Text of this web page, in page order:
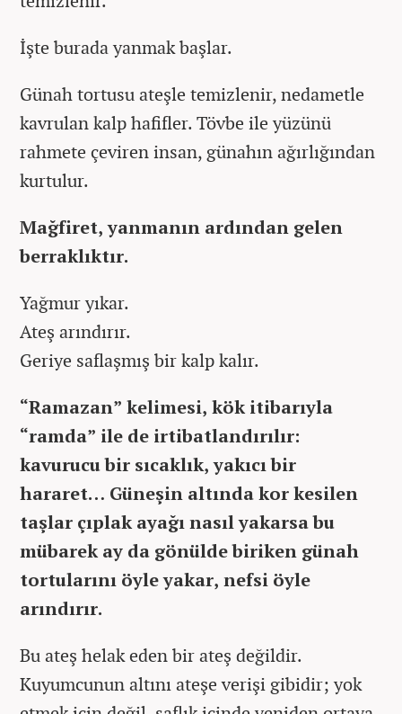
İşte burada yanmak başlar.
Günah tortusu ateşle temizlenir, nedametle
kavrulan kalp hafifler. Tövbe ile yüzünü
rahmete çeviren insan, günahın ağırlığından
kurtulur.
Mağfiret, yanmanın ardından gelen
berraklıktır.
Yağmur yıkar.
Ateş arındırır.
Geriye saflaşmış bir kalp kalır.
“Ramazan” kelimesi, kök itibarıyla
“ramda” ile de irtibatlandırılır:
kavurucu bir sıcaklık, yakıcı bir
hararet… Güneşin altında kor kesilen
taşlar çıplak ayağı nasıl yakarsa bu
mübarek ay da gönülde biriken günah
tortularını öyle yakar, nefsi öyle
arındırır.
Bu ateş helak eden bir ateş değildir.
Kuyumcunun altını ateşe verişi gibidir; yok